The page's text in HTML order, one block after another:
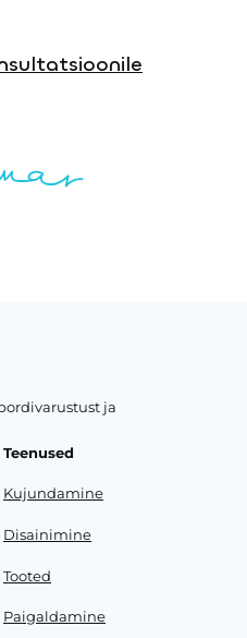
ja
Teenused
Kujundamine
Disainimine
Tooted
Paigaldamine